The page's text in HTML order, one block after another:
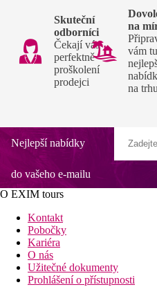
Skuteční
odborníci
Čekají vás
perfektně
proškolení
prodejci
na
vám tu
na trhu
Nejlepší nabídky
do vašeho e-mailu
O EXIM tours
Kontakt
Pobočky
Kariéra
O nás
Užitečné dokumenty
Prohlášení o přístupnosti